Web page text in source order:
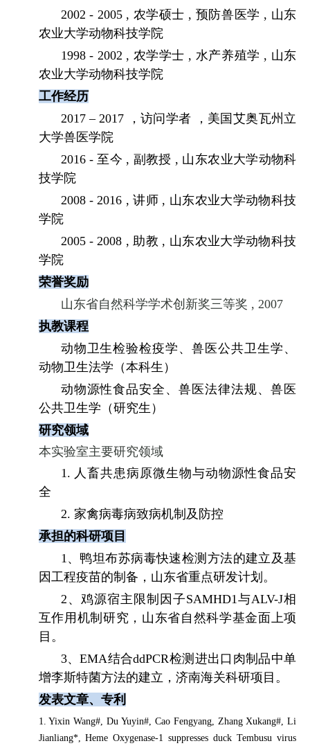
2002 - 2005 , 农学硕士 , 预防兽医学 , 山东
农业大学动物科技学院
1998 - 2002 , 农学学士 , 水产养殖学 , 山东
农业大学动物科技学院
工作经历
2017 – 2017
，访问学者 ，美国艾奥瓦州立
大学兽医学院
2016 -至今 , 副教授 , 山东农业大学动物科
技学院
2008 - 2016 ,讲师 , 山东农业大学动物科技
学院
2005 - 2008 , 助教 , 山东农业大学动物科技
学院
荣誉奖励
山东省自然科学学术创新奖三等奖 , 2007
执教课程
动物卫生检验检疫学、兽医公共卫生学、
动物卫生法学（本科生）
动物源性食品安全、兽医法律法规、兽医
公共卫生学（研究生）
研究领域
本实验室主要研究领域
1. 人畜共患病原微生物与动物源性食品安
全
2. 家禽病毒病致病机制及防控
承担的科研项目
1 、鸭坦布苏病毒快速检测方法的建立及基
因工程疫苗的制备，山东省重点研发计划。
2 、鸡源宿主限制因子SAMHD1 与ALV-J相
互作用机制研究，山东省自然科学基金面上项
目。
3、EMA结合ddPCR检测进出口肉制品中单
增李斯特菌方法的建立，济南海关科研项目。
发表文章、专利
1. Yixin Wang#, Du Yuyin#, Cao Fengyang, Zhang Xukang#, Li
Jianliang*, Heme Oxygenase-1 suppresses duck Tembusu virus